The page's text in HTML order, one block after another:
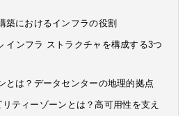
築におけるインフラの役割
インフラ ストラクチャを構成する3つ
とは？データセンターの地理的拠点
ティーゾーンとは？高可用性を支え